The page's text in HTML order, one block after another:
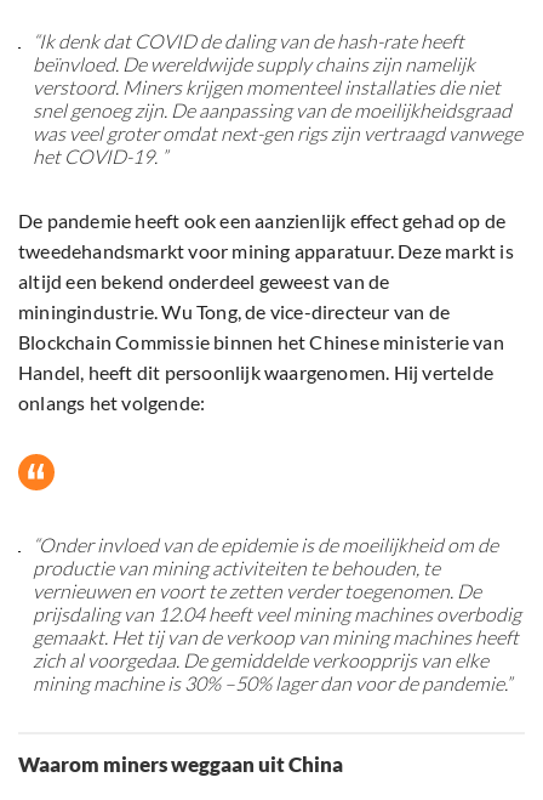
“Ik denk dat COVID de daling van de hash-rate heeft
beïnvloed. De wereldwijde supply chains zijn namelijk
verstoord. Miners krijgen momenteel installaties die niet
snel genoeg zijn. De aanpassing van de moeilijkheidsgraad
was veel groter omdat next-gen rigs zijn vertraagd vanwege
het COVID-19. ”
De pandemie heeft ook een aanzienlijk effect gehad op de
tweedehandsmarkt voor mining apparatuur. Deze markt is
altijd een bekend onderdeel geweest van de
miningindustrie. Wu Tong, de vice-directeur van de
Blockchain Commissie binnen het Chinese ministerie van
Handel, heeft dit persoonlijk waargenomen. Hij vertelde
onlangs het volgende:
“Onder invloed van de epidemie is de moeilijkheid om de
productie van mining activiteiten te behouden, te
vernieuwen en voort te zetten verder toegenomen. De
prijsdaling van 12.04 heeft veel mining machines overbodig
gemaakt. Het tij van de verkoop van mining machines heeft
zich al voorgedaa. De gemiddelde verkoopprijs van elke
mining machine is 30% –50% lager dan voor de pandemie.”
Waarom miners weggaan uit China